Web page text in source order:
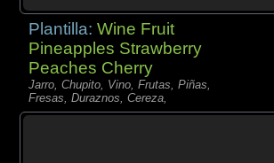
Plantilla:Wine Fruit
Pineapples Strawberry
Peaches Cherry
Jarro, Chupito, Vino, Frutas, Piñas,
Fresas, Duraznos, Cereza,